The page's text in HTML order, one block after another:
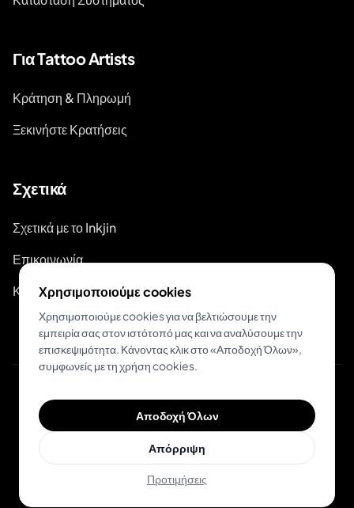
Για Tattoo Artists
Κράτηση & Πληρωμή
Ξεκινήστε Κρατήσεις
Σχετικά
Σχετικά με το Inkjin
Επικοινωνία
Κιτ Επωνυμίας
Πολιτική ΑπορρήτουΌροι Χρήσης
Χρησιμοποιούμε cookies
Χρησιμοποιούμε cookies για να βελτιώσουμε την
εμπειρία σας στον ιστότοπό μας και να αναλύσουμε την
επισκεψιμότητα. Κάνοντας κλικ στο «Αποδοχή Όλων»,
συμφωνείς με τη χρήση cookies.
Αποδοχή Όλων
Απόρριψη
Προτιμήσεις